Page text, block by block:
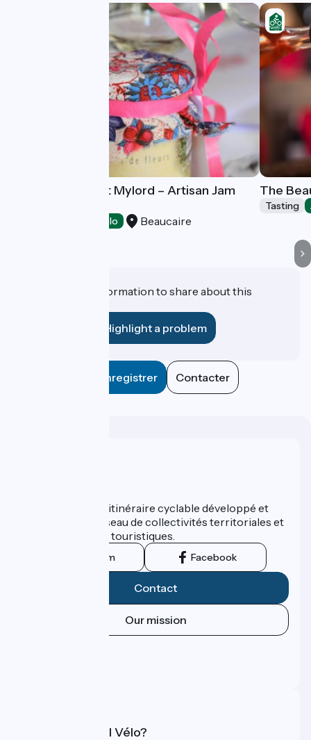
Domaine du Petit Mylord – Artisan Jam
Accueil Vélo Beaucaire
The
Tasting
Do you have information to share about this
Highlight a problem
Enregistrer Contacter
ViaRhôna est un itinéraire cyclable développé et
promu par un réseau de collectivités territoriales et
leurs institutions touristiques.
Instagram Facebook
Contact
Our mission
What is Accueil Vélo?